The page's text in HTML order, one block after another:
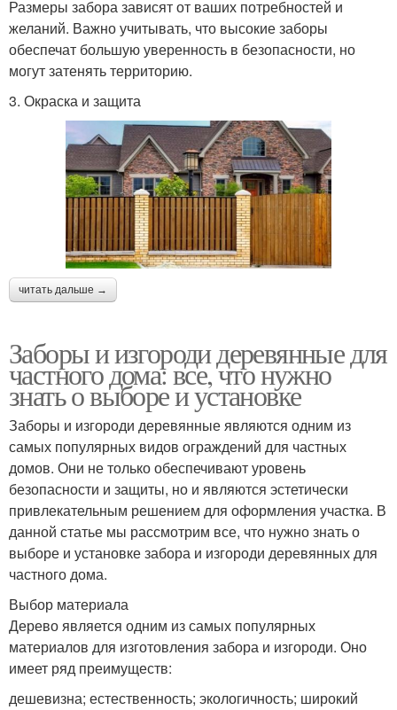
Размеры забора зависят от ваших потребностей и
желаний. Важно учитывать, что высокие заборы
обеспечат большую уверенность в безопасности, но
могут затенять территорию.
3. Окраска и защита
читать дальше →
Заборы и изгороди деревянные для
частного дома: все, что нужно
знать о выборе и установке
Заборы и изгороди деревянные являются одним из
самых популярных видов ограждений для частных
домов. Они не только обеспечивают уровень
безопасности и защиты, но и являются эстетически
привлекательным решением для оформления участка. В
данной статье мы рассмотрим все, что нужно знать о
выборе и установке забора и изгороди деревянных для
частного дома.
Выбор материала
Дерево является одним из самых популярных
материалов для изготовления забора и изгороди. Оно
имеет ряд преимуществ:
дешевизна; естественность; экологичность; широкий